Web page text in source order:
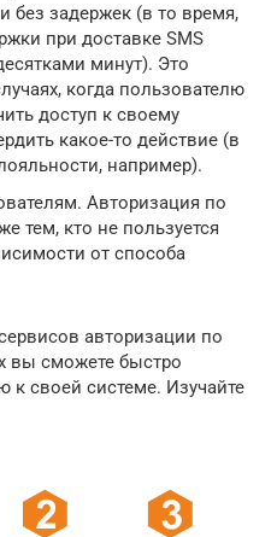
без задержек (в то время,
при доставке SMS
минут). Это
когда пользователю
доступ к своему
какое-то действие (в
например).
Авторизация по
тем, кто не пользуется
от способа
авторизации по
вы сможете быстро
к своей системе. Изучайте